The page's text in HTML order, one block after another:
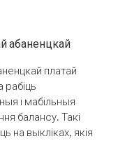
абаненцкай
платай
і мабільныя
балансу. Такі
на выкліках, якія